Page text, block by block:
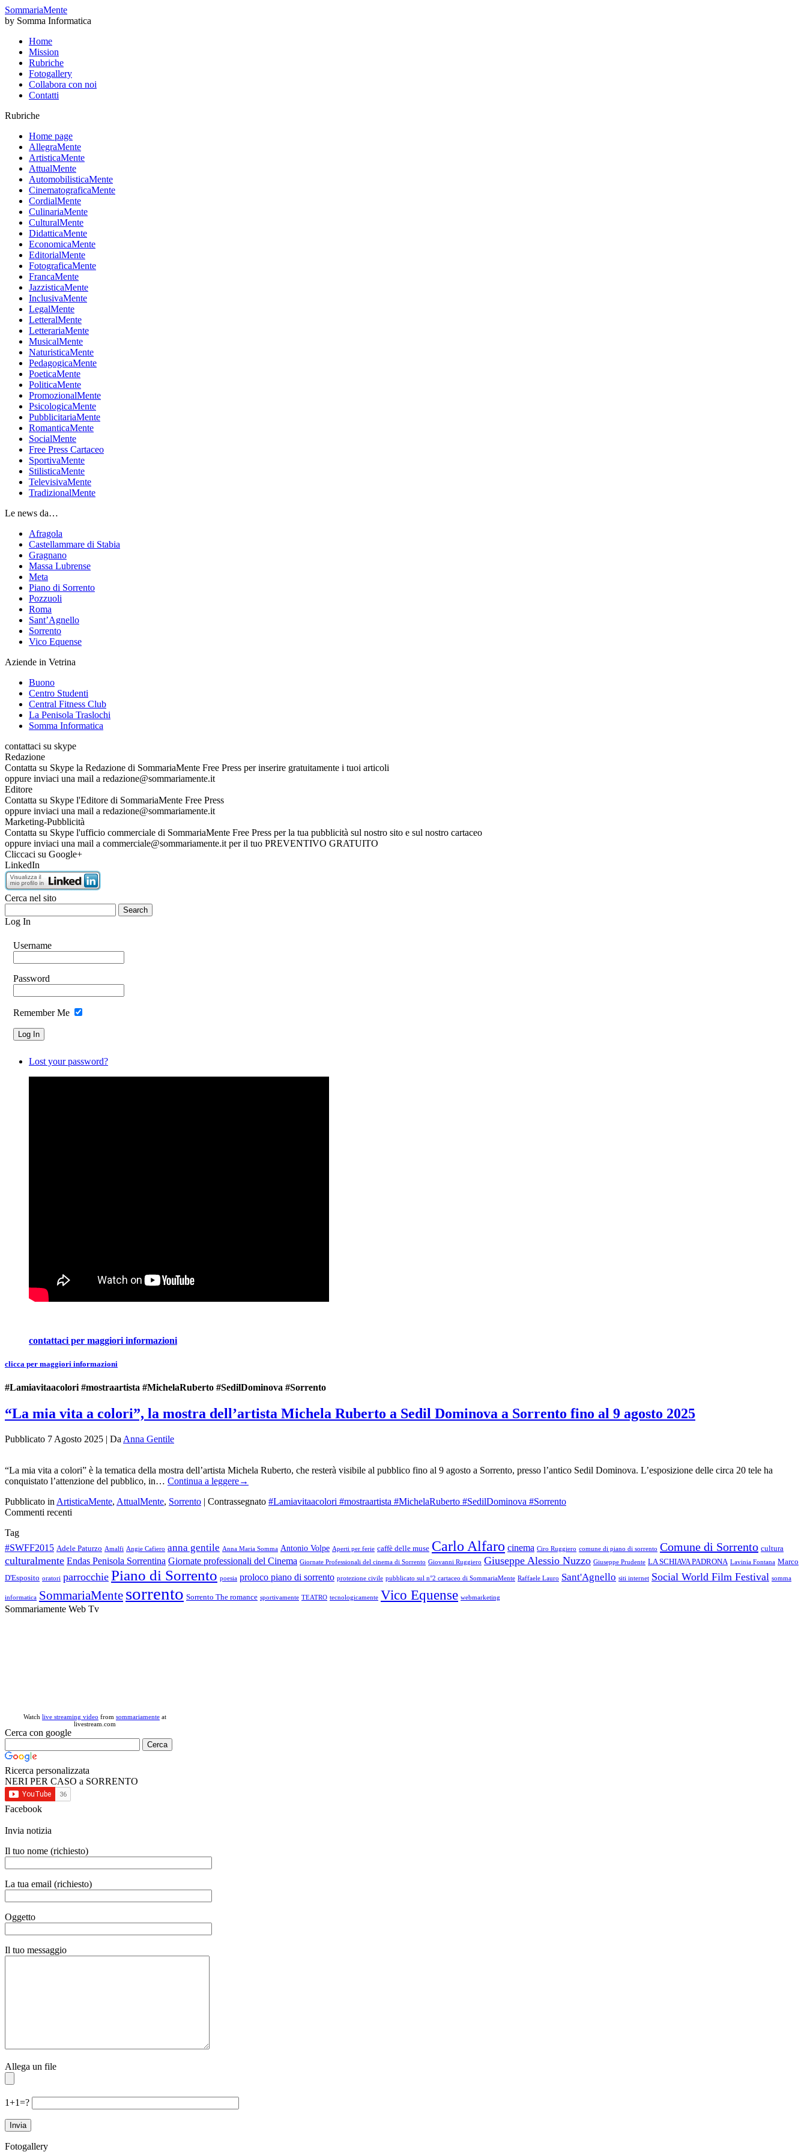
SommariaMente
by Somma Informatica
Home
Mission
Rubriche
Fotogallery
Collabora con noi
Contatti
Rubriche
Home page
AllegraMente
ArtisticaMente
AttualMente
AutomobilisticaMente
CinematograficaMente
CordialMente
CulinariaMente
CulturalMente
DidatticaMente
EconomicaMente
EditorialMente
FotograficaMente
FrancaMente
JazzisticaMente
InclusivaMente
LegalMente
LetteralMente
LetterariaMente
MusicalMente
NaturisticaMente
PedagogicaMente
PoeticaMente
PoliticaMente
PromozionalMente
PsicologicaMente
PubblicitariaMente
RomanticaMente
SocialMente
Free Press Cartaceo
SportivaMente
StilisticaMente
TelevisivaMente
TradizionalMente
Le news da…
Afragola
Castellammare di Stabia
Gragnano
Massa Lubrense
Meta
Piano di Sorrento
Pozzuoli
Roma
Sant’Agnello
Sorrento
Vico Equense
Aziende in Vetrina
Buono
Centro Studenti
Central Fitness Club
La Penisola Traslochi
Somma Informatica
contattaci su skype
Redazione
Contatta su Skype la Redazione di SommariaMente Free Press per inserire gratuitamente i tuoi articoli
oppure inviaci una mail a redazione@sommariamente.it
Editore
Contatta su Skype l'Editore di SommariaMente Free Press
oppure inviaci una mail a redazione@sommariamente.it
Marketing-Pubblicità
Contatta su Skype l'ufficio commerciale di SommariaMente Free Press per la tua pubblicità sul nostro sito e sul nostro cartaceo
oppure inviaci una mail a commerciale@sommariamente.it per il tuo PREVENTIVO GRATUITO
Cliccaci su Google+
LinkedIn
Cerca nel sito
Log In
Username
Password
Remember Me
Lost your password?
contattaci per maggiori informazioni
clicca per maggiori informazioni
#Lamiavitaacolori #mostraartista #MichelaRuberto #SedilDominova #Sorrento
“La mia vita a colori”, la mostra dell’artista Michela Ruberto a Sedil Dominova a Sorrento fino al 9 agosto 2025
Pubblicato 7 Agosto 2025 | Da Anna Gentile
“La mia vita a colori” è la tematica della mostra dell’artista Michela Ruberto, che resterà visibile al pubblico fino al 9 agosto a Sorrento, presso l’antico Sedil Dominova. L’esposizione delle circa 20 tele ha
conquistato l’attenzione del pubblico, in… Continua a leggere→
Pubblicato in ArtisticaMente, AttualMente, Sorrento | Contrassegnato #Lamiavitaacolori #mostraartista #MichelaRuberto #SedilDominova #Sorrento
Commenti recenti
Tag
#SWFF2015 Adele Paturzo Amalfi Angie Cafiero anna gentile Anna Maria Somma Antonio Volpe Aperti per ferie caffè delle muse Carlo Alfaro cinema Ciro Ruggiero comune di piano di sorrento Comune di Sorrento cultura
culturalmente Endas Penisola Sorrentina Giornate professionali del Cinema Giornate Professionali del cinema di Sorrento Giovanni Ruggiero Giuseppe Alessio Nuzzo Giuseppe Prudente LA SCHIAVA PADRONA Lavinia Fontana Marco
D'Esposito oratori parrocchie Piano di Sorrento poesia proloco piano di sorrento protezione civile pubblicato sul n°2 cartaceo di SommariaMente Raffaele Lauro Sant'Agnello siti internet Social World Film Festival somma
informatica SommariaMente sorrento Sorrento The romance sportivamente TEATRO tecnologicamente Vico Equense webmarketing
Sommariamente Web Tv
Watch live streaming video from sommariamente at
livestream.com
Cerca con google
Ricerca personalizzata
NERI PER CASO a SORRENTO
Facebook
Invia notizia
Il tuo nome (richiesto)
La tua email (richiesto)
Oggetto
Il tuo messaggio
Allega un file
1+1=?
Fotogallery